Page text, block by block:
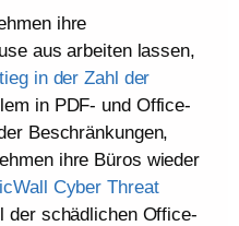
ihre
aus arbeiten lassen,
in der Zahl der
in PDF- und Office-
Beschränkungen,
ihre Büros wieder
Cyber Threat
der schädlichen Office-